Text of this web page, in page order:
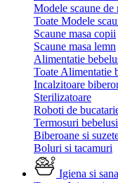
Modele scaune de
Toate Modele
Scaune masa copii
Scaune masa lemn
Alimentatie
Toate Alimentatie
Incalzitoare
Sterilizatoare
Roboti de
Termosuri bebelusi
Biberoane si
Boluri si tacamuri
Igiena si